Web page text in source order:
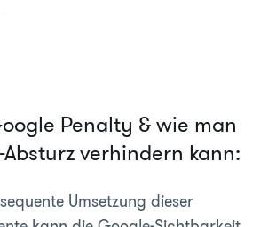
Penalty & wie man
Absturz verhindern kann:
Umsetzung dieser